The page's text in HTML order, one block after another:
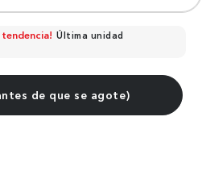
Última unidad